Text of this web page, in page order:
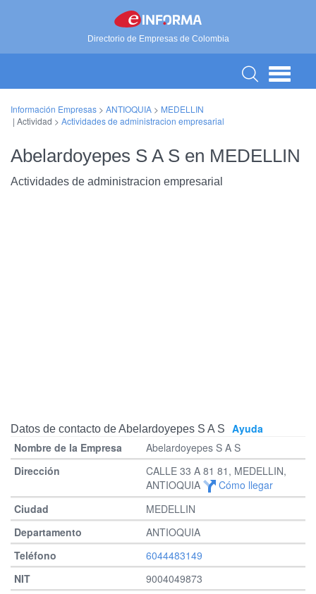
Directorio de Empresas de Colombia
Información Empresas > ANTIOQUIA > MEDELLIN
| Actividad > Actividades de administracion empresarial
Abelardoyepes S A S en MEDELLIN
Actividades de administracion empresarial
Datos de contacto de Abelardoyepes S A S
Ayuda
Abelardoyepes S A S
CALLE 33 A 81 81, MEDELLIN,
ANTIOQUIA
Cómo llegar
MEDELLIN
ANTIOQUIA
6044483149
9004049873